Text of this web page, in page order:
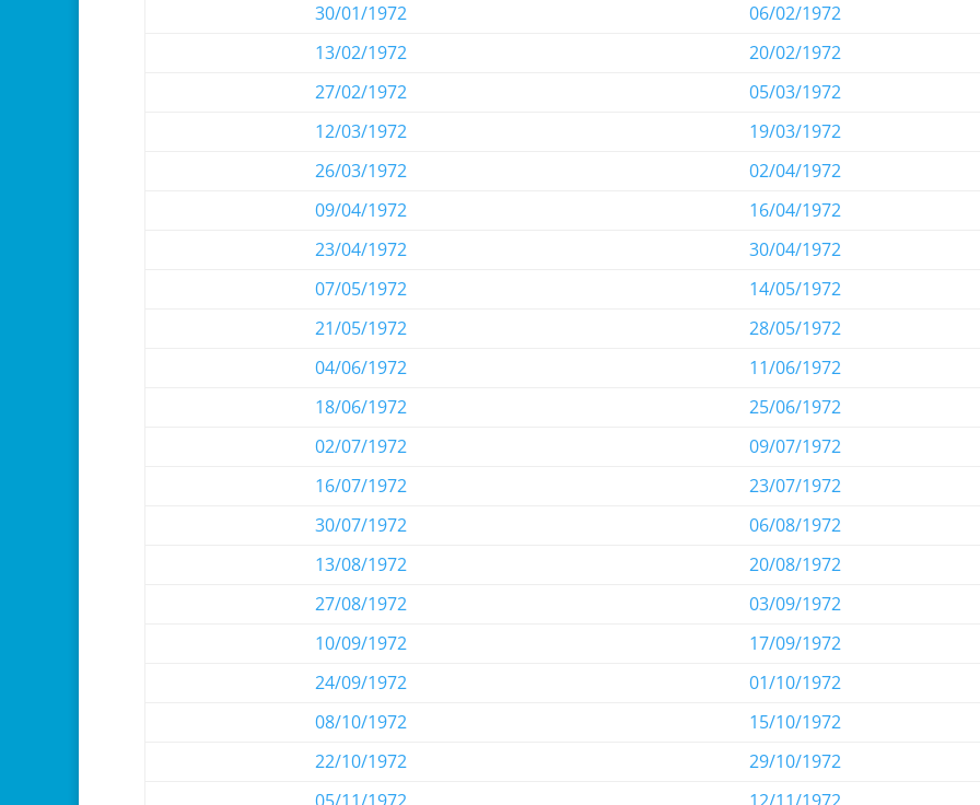
30/01/1972
06/02/1972
13/02/1972
20/02/1972
27/02/1972
05/03/1972
12/03/1972
19/03/1972
26/03/1972
02/04/1972
09/04/1972
16/04/1972
23/04/1972
30/04/1972
07/05/1972
14/05/1972
21/05/1972
28/05/1972
04/06/1972
11/06/1972
18/06/1972
25/06/1972
02/07/1972
09/07/1972
16/07/1972
23/07/1972
30/07/1972
06/08/1972
13/08/1972
20/08/1972
27/08/1972
03/09/1972
10/09/1972
17/09/1972
24/09/1972
01/10/1972
08/10/1972
15/10/1972
22/10/1972
29/10/1972